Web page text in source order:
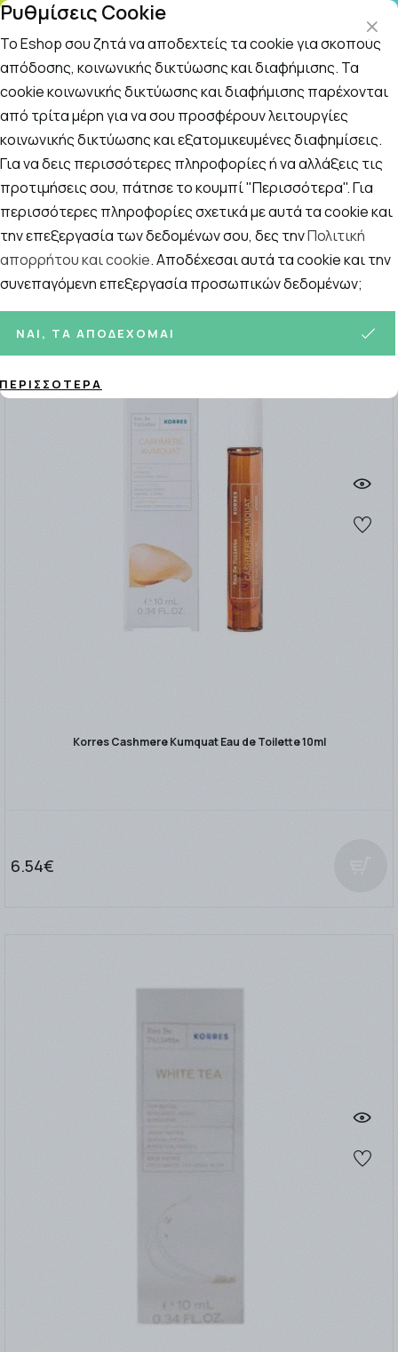
ΤΗΛΕΦΩΝΙΚΟ ΚΕΝΤΡΟ: Δευτ.-Παρασκευή 09:00-14:00 και Σάββατο
09:00-14:00
Αναζήτηση
Αρχική / ΓΥΝΑΙΚΑ / Γυναικεία Αρώματα - Έλαια /EDT Eau de
EDT Eau de Toilette Woman
Ταξινόμηση Προβολή
31ΠΡΟΪΌΝΤΑ
Korres Cashmere Kumquat Eau de Toilette 10ml
6.54€
Ρυθμίσεις Cookie
Το Eshop σου ζητά να αποδεχτείς τα cookie για σκοπούς
απόδοσης, κοινωνικής δικτύωσης και διαφήμισης. Τα
cookie κοινωνικής δικτύωσης και διαφήμισης παρέχονται
από τρίτα μέρη για να σου προσφέρουν λειτουργίες
κοινωνικής δικτύωσης και εξατομικευμένες διαφημίσεις.
Για να δεις περισσότερες πληροφορίες ή να αλλάξεις τις
προτιμήσεις σου, πάτησε το κουμπί "Περισσότερα". Για
περισσότερες πληροφορίες σχετικά με αυτά τα cookie και
την επεξεργασία των δεδομένων σου, δες τηνΠολιτική
απορρήτου και cookie. Αποδέχεσαι αυτά τα cookie και την
συνεπαγόμενη επεξεργασία προσωπικών δεδομένων;
ΝΑΙ, ΤΑ ΑΠΟΔΈΧΟΜΑΙ
ΠΕΡΙΣΣΌΤΕΡΑ